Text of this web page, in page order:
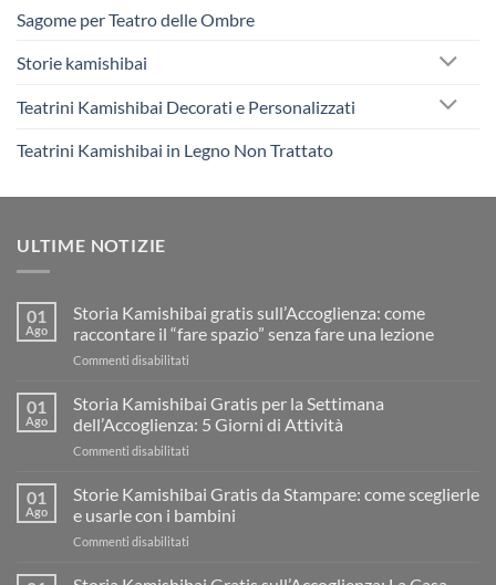
Sagome per Teatro delle Ombre
Storie kamishibai
Teatrini Kamishibai Decorati e Personalizzati
Teatrini Kamishibai in Legno Non Trattato
ULTIME NOTIZIE
01
Ago
Storia Kamishibai gratis sull’Accoglienza: come
raccontare il “fare spazio” senza fare una lezione
Commenti disabilitati
Kamishibai
sull’Accoglienza:
il
“fare
01
Ago
Storia Kamishibai Gratis per la Settimana
dell’Accoglienza: 5 Giorni di Attività
Commenti disabilitati
Kamishibai
per
dell’Accoglienza:
01
Ago
Storie Kamishibai Gratis da Stampare: come sceglierle
e usarle con i bambini
Commenti disabilitati
Kamishibai